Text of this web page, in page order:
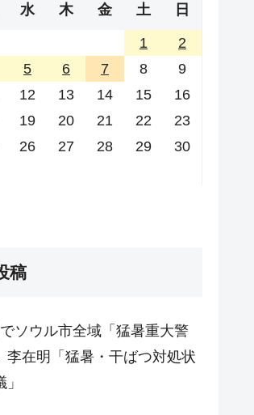
水 木 金 土 日
1
2
5 6 7 8
9
12 13 14 15
16
19 20 21 22
23
26 27 28 29
30
稿
ソウル市全域「猛暑重大警
李在明「猛暑・干ばつ対処状